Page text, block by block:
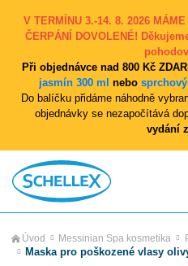
V TERMÍNU 3.-14. 8. 2026
ČERPÁNÍ DOVOLENÉ!
Při objednávce nad 800 Kč
jasmín 300 ml nebo
Do balíčku přidáme náhodně
objednávky se nezapočítává
vydání
Úvod Messinian Spa kosmetika
Maska pro poškozené vlasy